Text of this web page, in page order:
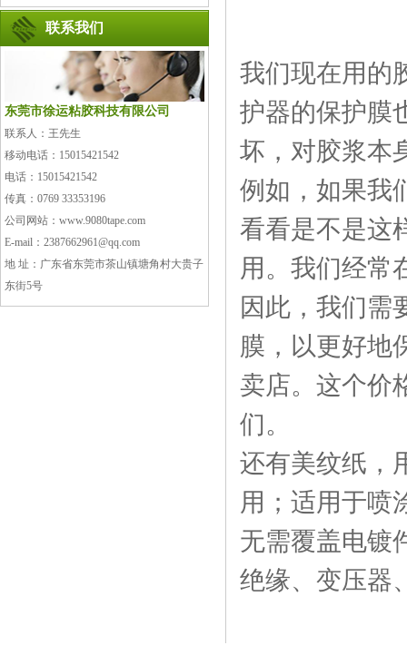
联系我们
东莞市徐运粘胶科技有限公司
联系人：王先生
移动电话：15015421542
电话：15015421542
传真：0769 33353196
公司网站：www.9080tape.com
E-mail：2387662961@qq.com
地 址：广东省东莞市茶山镇塘角村大贵子
东街5号
我们现在用的
护器的保护膜
坏，对胶浆本
例如，如果我
看看是不是这
用。我们经常
因此，我们需
膜，以更好地
卖店。这个价
们。
还有美纹纸，
用；适用于喷
无需覆盖电镀
绝缘、变压器